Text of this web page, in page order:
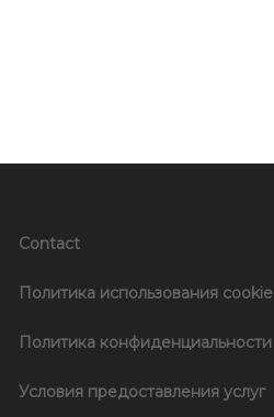
Contact
Политика использования cookie
Политика конфиденциальности
Условия предоставления услуг